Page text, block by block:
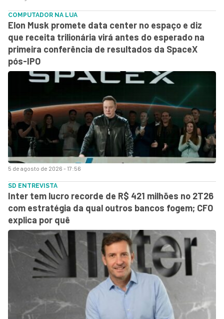
5 de agosto de 2026 - 17:56
COMPUTADOR NA LUA
Elon Musk promete data center no espaço e diz
que receita trilionária virá antes do esperado na
primeira conferência de resultados da SpaceX
pós-IPO
SD ENTREVISTA
Inter tem lucro recorde de R$ 421 milhões no 2T26
com estratégia da qual outros bancos fogem; CFO
explica por quê